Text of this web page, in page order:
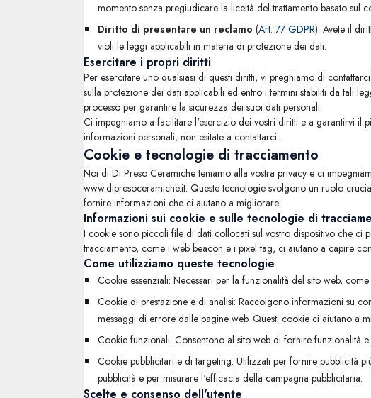
momento senza pregiudicare la liceità del trattamento basato sul
Diritto di presentare un reclamo (Art. 77 GDPR): Avete il
violi le leggi applicabili in materia di protezione dei dati.
Esercitare i propri diritti
Per esercitare uno qualsiasi di questi diritti, vi preghiamo di
sulla protezione dei dati applicabili ed entro i termini stabiliti da tali
processo per garantire la sicurezza dei suoi dati personali.
Ci impegniamo a facilitare l'esercizio dei vostri diritti e a garantirvi il
informazioni personali, non esitate a contattarci.
Cookie e tecnologie di tracciamento
Noi di Di Preso Ceramiche teniamo alla vostra privacy e ci
www.dipresoceramiche.it. Queste tecnologie svolgono un ruolo
fornire informazioni che ci aiutano a migliorare.
Informazioni sui cookie e sulle tecnologie di
I cookie sono piccoli file di dati collocati sul vostro dispositivo che
tracciamento, come i web beacon e i pixel tag, ci aiutano a capire
Come utilizziamo queste tecnologie
Cookie essenziali: Necessari per la funzionalità del sito web,
Cookie di prestazione e di analisi: Raccolgono informazioni su
messaggi di errore dalle pagine web. Questi cookie ci aiutano a
Cookie funzionali: Consentono al sito web di fornire funzionalità
Cookie pubblicitari e di targeting: Utilizzati per fornire pubblicità
pubblicità e per misurare l'efficacia della campagna pubblicitaria.
Scelte e consenso dell'utente